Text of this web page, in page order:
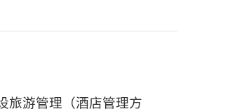
旅游管理（酒店管理方